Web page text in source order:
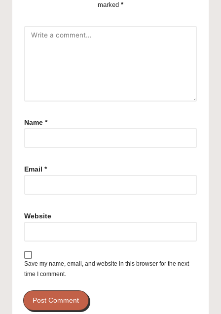
marked *
Name *
Email *
Website
Save my name, email, and website in this browser for the next
time I comment.